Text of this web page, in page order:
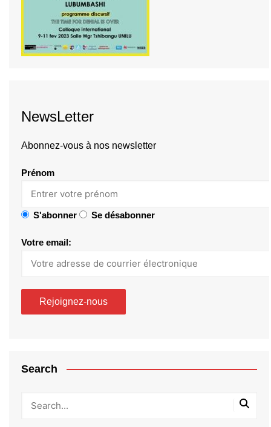
NewsLetter
Abonnez-vous à nos newsletter
Prénom
S'abonner Se désabonner
Votre email:
Search